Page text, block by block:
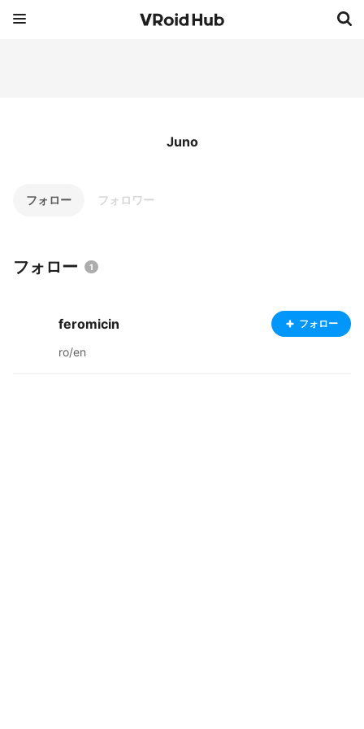
Juno
フォロー フォロワー
フォロー 1
feromicin フォロー
ro/en